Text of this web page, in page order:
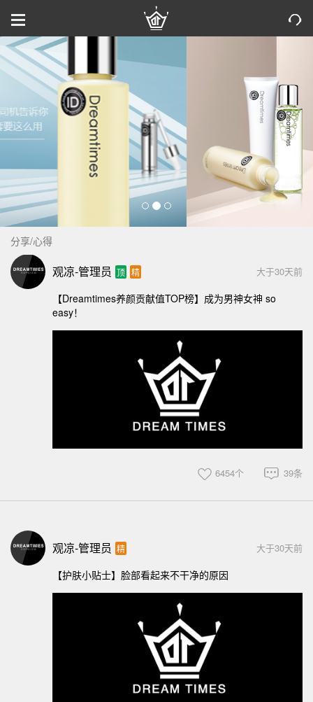
分享/心得
观凉-管理员 顶 精 大于30天前
【Dreamtimes养颜贡献值TOP榜】成为男神女神 so
easy！
39条
6454个
观凉-管理员 精 大于30天前
【护肤小贴士】脸部看起来不干净的原因